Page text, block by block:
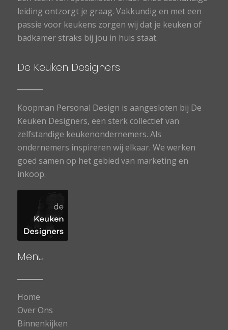
leiding ontzorgt je graag. Vakkundig en met een
passie voor keukens zorgen wij dat je keuken of
badkamer straks bij jou in huis staat.
De Keuken Designers
Koopman Personal Design is aangesloten bij De
Keuken Designers, een sterk collectief van
zelfstandige keukenondernemers. Als
ondernemers inspireren wij elkaar. We werken
goed samen op het gebied van marketing en
inkoop.
Menu
Home
Over Ons
Binnenkijken